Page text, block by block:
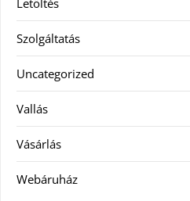
Szolgáltatás
Uncategorized
Vallás
Vásárlás
Webáruház